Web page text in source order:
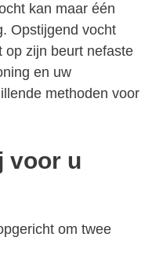
kan maar één
Opstijgend vocht
op zijn beurt nefaste
en uw
methoden voor
voor u
om twee